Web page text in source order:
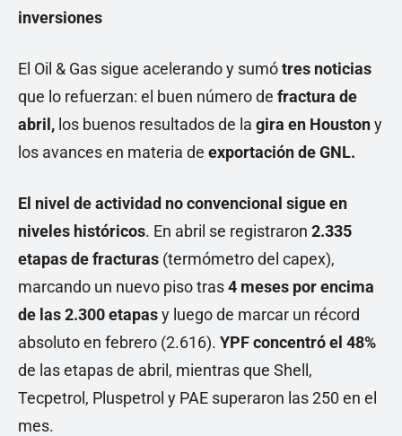
inversiones
El Oil & Gas sigue acelerando y sumótres noticias
que lo refuerzan: el buen número de fractura de
abril, los buenos resultados de la gira en Houstony
los avances en materia de exportación de GNL.
El nivel de actividad no convencional sigue en
niveles históricos. En abril se registraron 2.335
etapas de fracturas (termómetro del capex),
marcando un nuevo piso tras4 meses por encima
de las 2.300 etapasy luego de marcar un récord
absoluto en febrero (2.616). YPF concentró el 48%
de las etapas de abril, mientras que Shell,
Tecpetrol, Pluspetrol y PAE superaron las 250 en el
mes.